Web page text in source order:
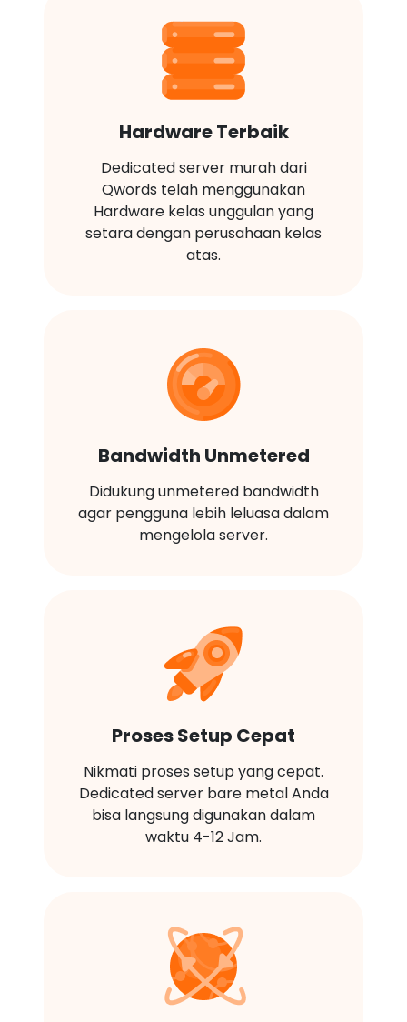
Hardware Terbaik
Dedicated server murah dari
Qwords telah menggunakan
Hardware kelas unggulan yang
setara dengan perusahaan kelas
atas.
Bandwidth Unmetered
Didukung unmetered bandwidth
agar pengguna lebih leluasa dalam
mengelola server.
Proses Setup Cepat
Nikmati proses setup yang cepat.
Dedicated server bare metal Anda
bisa langsung digunakan dalam
waktu 4-12 Jam.